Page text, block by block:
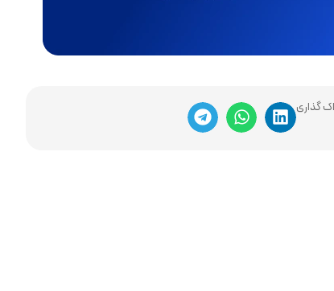
گذاری